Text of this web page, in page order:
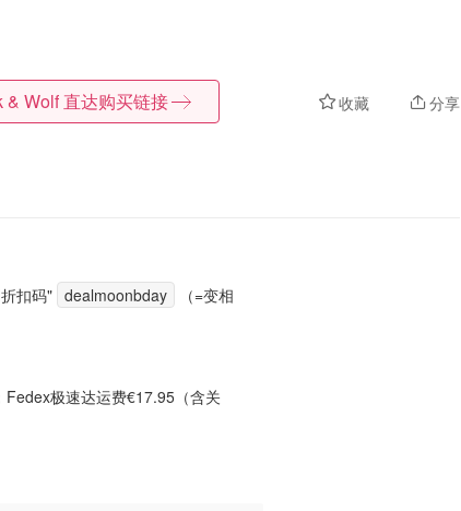
收藏 分享
& Wolf 直达购买链接
扣码" dealmoonbday （=变相
极速达运费€17.95（含关